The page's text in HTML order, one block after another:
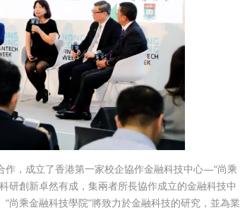
，成立了香港第一家校企協作金融科技中心—“尚乘
研創新卓然有成，集兩者所長協作成立的金融科技中
尚乘金融科技學院”將致力於金融科技的研究，並為業